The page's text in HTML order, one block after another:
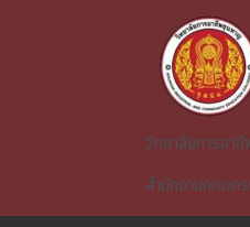
วิทยาลัยการอา
สำนักงานคณะก